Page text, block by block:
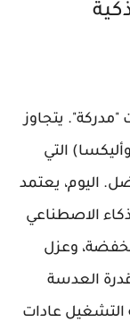
يتجاوز
التي
اليوم، يعتمد
الاصطناعي
وعزل
العدسة
التشغيل عادات